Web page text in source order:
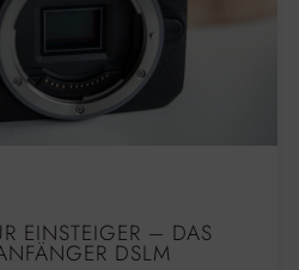
EINSTEIGER – DAS
DSLM